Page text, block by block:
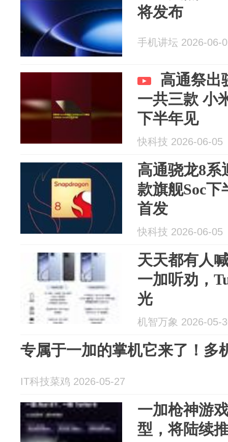
将发布
手机讲坛 2026-06-
高通祭出
一共三款 小
下半年见
快科技 2026-06-05
高通骁龙8系
款旗舰Soc
首发
快科技 2026-06-05
天天都有人
一加听劝，
光
机智万象 2026-05-
专属于一加的掌机它来了！多
IT科技菜鸡 2026-05-27
一加枪神游
型，将陆续